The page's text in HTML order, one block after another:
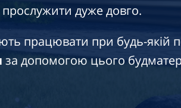
дуже довго.
працювати при будь-якій
за допомогою цього